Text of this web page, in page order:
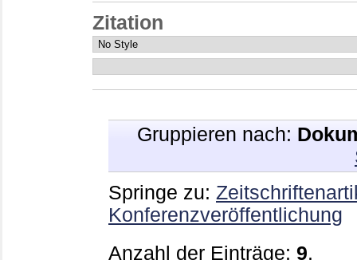
Zitation
Gruppieren nach:
Springe zu:
Konferenzveröffentlichung
Anzahl der Einträge: 9.